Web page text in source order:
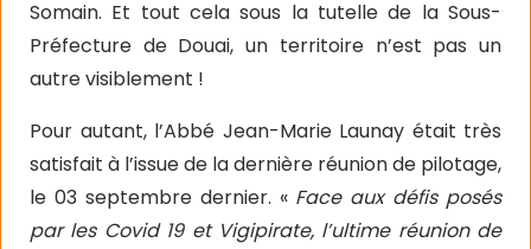
Somain. Et tout cela sous la tutelle de la Sous-
Préfecture de Douai, un territoire n’est pas un
autre visiblement !
Pour autant, l’Abbé Jean-Marie Launay était très
satisfait à l’issue de la dernière réunion de pilotage,
le 03 septembre dernier. « Face aux défis posés
par les Covid 19 et Vigipirate, l’ultime réunion de